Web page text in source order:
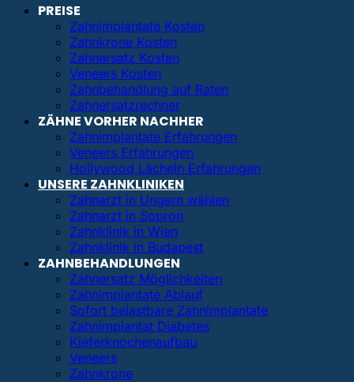
PREISE
Zahnimplantate Kosten
Zahnkrone Kosten
Zahnersatz Kosten
Veneers Kosten
Zahnbehandlung auf Raten
Zahnersatzrechner
ZÄHNE VORHER NACHHER
Zahnimplantate Erfahrungen
Veneers Erfahrungen
Hollywood Lächeln Erfahrungen
UNSERE ZAHNKLINIKEN
Zahnarzt in Ungarn wählen
Zahnarzt in Sopron
Zahnklinik in Wien
Zahnklinik in Budapest
ZAHNBEHANDLUNGEN
Zahnersatz Möglichkeiten
Zahnimplantate Ablauf
Sofort belastbare Zahnimplantate
Zahnimplantat Diabetes
Kieferknochenaufbau
Veneers
Zahnkrone